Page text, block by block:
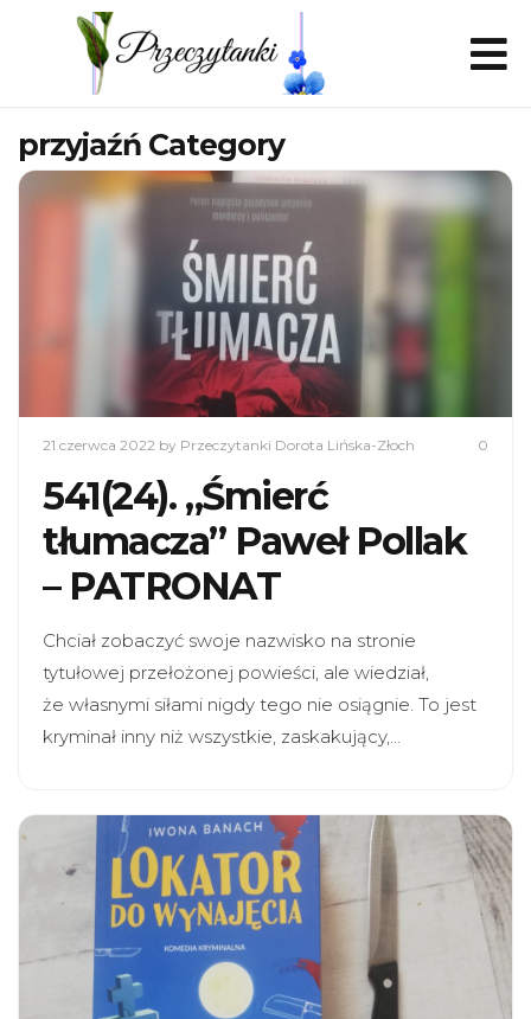
przyjaźń Category
21 czerwca 2022 by Przeczytanki Dorota Lińska-Złoch 0
541(24). „Śmierć
tłumacza” Paweł Pollak
– PATRONAT
Chciał zobaczyć swoje nazwisko na stronie
tytułowej przełożonej powieści, ale wiedział,
że własnymi siłami nigdy tego nie osiągnie. To jest
kryminał inny niż wszystkie, zaskakujący,…